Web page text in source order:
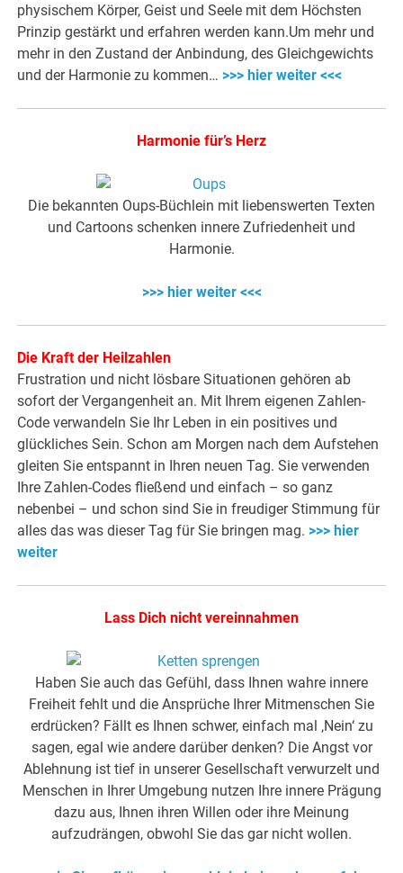
physischem Körper, Geist und Seele mit dem Höchsten
Prinzip gestärkt und erfahren werden kann.Um mehr und
mehr in den Zustand der Anbindung, des Gleichgewichts
und der Harmonie zu kommen… >>> hier weiter <<<
Harmonie für’s Herz
Die bekannten Oups-Büchlein mit liebenswerten Texten
und Cartoons schenken innere Zufriedenheit und
Harmonie.
>>> hier weiter <<<
Die Kraft der Heilzahlen
Frustration und nicht lösbare Situationen gehören ab
sofort der Vergangenheit an. Mit Ihrem eigenen Zahlen-
Code verwandeln Sie Ihr Leben in ein positives und
glückliches Sein. Schon am Morgen nach dem Aufstehen
gleiten Sie entspannt in Ihren neuen Tag. Sie verwenden
Ihre Zahlen-Codes fließend und einfach – so ganz
nebenbei – und schon sind Sie in freudiger Stimmung für
alles das was dieser Tag für Sie bringen mag. >>> hier
weiter
Lass Dich nicht vereinnahmen
Haben Sie auch das Gefühl, dass Ihnen wahre innere
Freiheit fehlt und die Ansprüche Ihrer Mitmenschen Sie
erdrücken? Fällt es Ihnen schwer, einfach mal ‚Nein‘ zu
sagen, egal wie andere darüber denken? Die Angst vor
Ablehnung ist tief in unserer Gesellschaft verwurzelt und
Menschen in Ihrer Umgebung nutzen Ihre innere Prägung
dazu aus, Ihnen ihren Willen oder ihre Meinung
aufzudrängen, obwohl Sie das gar nicht wollen.